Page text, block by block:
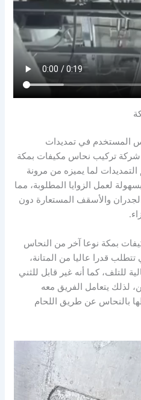
المستخدم في تمديدات
شركة تركيب نحاس مكيفات بمكة
لما يميزه من مرونة
لعمل الزوايا المطلوبة، مما
والأسقف المستعارة دون
بمكة نوعا آخر من النحاس
قدرا عاليا من المتانة،
للتلف، كما أنه غير قابل للثني
لذلك يتعامل الفريق معه
بالنحاس عن طريق اللحام